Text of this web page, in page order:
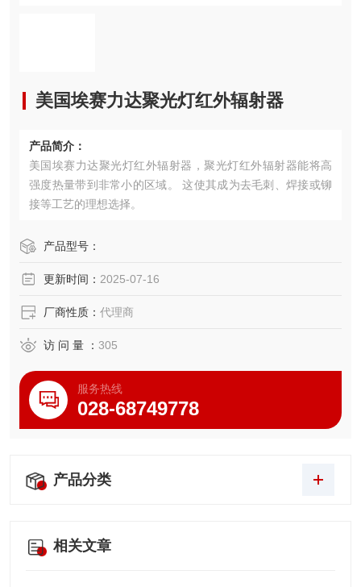
美国埃赛力达聚光灯红外辐射器
产品简介：
美国埃赛力达聚光灯红外辐射器，聚光灯红外辐射器能将高
强度热量带到非常小的区域。 这使其成为去毛刺、焊接或铆
接等工艺的理想选择。
产品型号：
更新时间： 2025-07-16
厂商性质： 代理商
访 问 量 ： 305
服务热线
028-68749778
产品分类
相关文章